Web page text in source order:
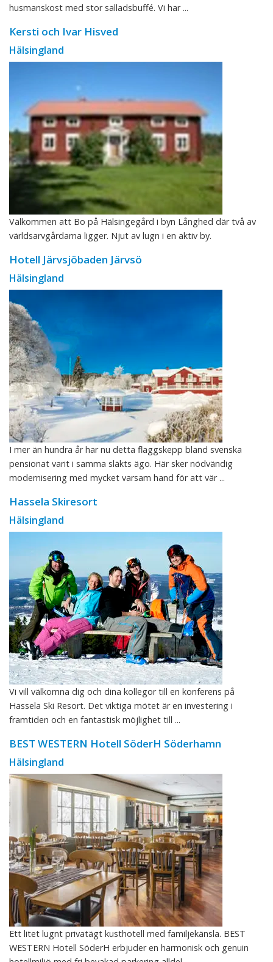
husmanskost med stor salladsbuffé. Vi har ...
Kersti och Ivar Hisved
Hälsingland
Välkommen att Bo på Hälsingegård i byn Långhed där två av
världsarvgårdarna ligger. Njut av lugn i en aktiv by.
Hotell Järvsjöbaden Järvsö
Hälsingland
I mer än hundra år har nu detta flaggskepp bland svenska
pensionat varit i samma släkts ägo. Här sker nödvändig
modernisering med mycket varsam hand för att vär ...
Hassela Skiresort
Hälsingland
Vi vill välkomna dig och dina kollegor till en konferens på
Hassela Ski Resort. Det viktiga mötet är en investering i
framtiden och en fantastisk möjlighet till ...
BEST WESTERN Hotell SöderH Söderhamn
Hälsingland
Ett litet lugnt privatägt kusthotell med familjekänsla. BEST
WESTERN Hotell SöderH erbjuder en harmonisk och genuin